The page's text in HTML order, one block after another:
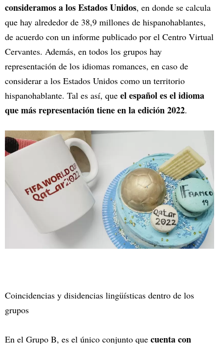
consideramos a los Estados Unidos, en donde se calcula
que hay alrededor de 38,9 millones de hispanohablantes,
de acuerdo con un informe publicado por el Centro Virtual
Cervantes. Además, en todos los grupos hay
representación de los idiomas romances, en caso de
considerar a los Estados Unidos como un territorio
hispanohablante. Tal es así, que el español es el idioma
que más representación tiene en la edición 2022.
Coincidencias y disidencias lingüísticas dentro de los
grupos
En el Grupo B, es el único conjunto que cuenta con